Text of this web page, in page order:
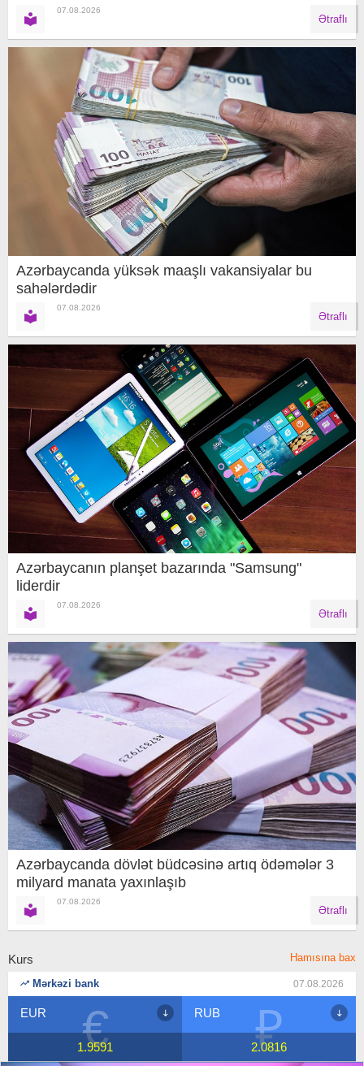
07.08.2026
Ətraflı
Azərbaycanda yüksək maaşlı vakansiyalar bu
sahələrdədir
07.08.2026
Ətraflı
Azərbaycanın planşet bazarında "Samsung"
liderdir
07.08.2026
Ətraflı
Azərbaycanda dövlət büdcəsinə artıq ödəmələr 3
milyard manata yaxınlaşıb
07.08.2026
Ətraflı
Kurs Hamısına bax
Mərkəzi bank 07.08.2026
₽
RUB
2.0816 $
USD
1.7